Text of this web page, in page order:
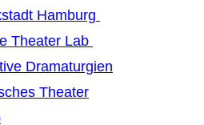
Hamburg
Theater Lab
Dramaturgien
Theater